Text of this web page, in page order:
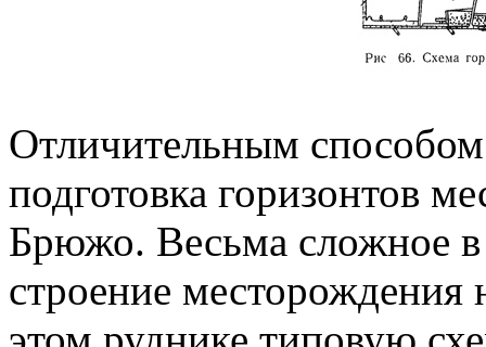
Отличительным способом
подготовка горизонтов
Брюжо. Весьма сложное
строение месторождения